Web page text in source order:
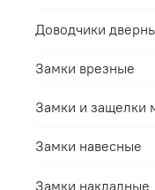
Доводчики
Замки врезные
Замки и защелки
Замки навесные
Замки накладные